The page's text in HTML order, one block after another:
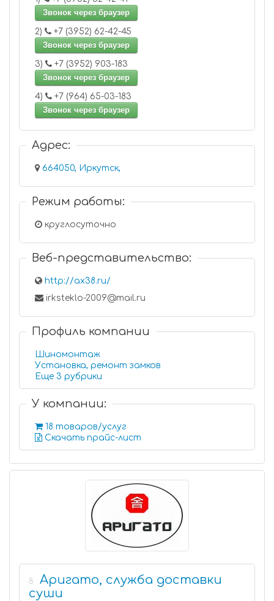
Звонок через браузер
2)
+7 (3952) 62-42-45
Звонок через браузер
3)
+7 (3952) 903-183
Звонок через браузер
4)
+7 (964) 65-03-183
Звонок через браузер
Адрес:
664050, Иркутск,
Режим работы:
круглосуточно
Веб-представительство:
http://ax38.ru/
irksteklo-2009@mail.ru
Профиль компании
Шиномонтаж
Установка, ремонт замков
Еще 3 рубрики
У компании:
18 товаров/услуг
Скачать прайс-лист
8
Аригато, служба доставки
суши